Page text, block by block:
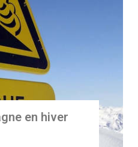
en hiver